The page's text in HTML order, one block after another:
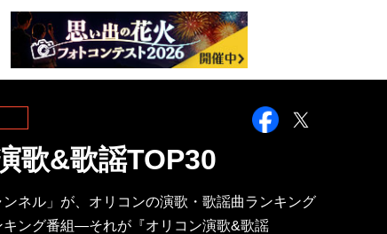
歌&歌謡TOP30
ンネル」が、オリコンの演歌・歌謡曲ランキング
キング番組―それが『オリコン演歌&歌謡
Facebook